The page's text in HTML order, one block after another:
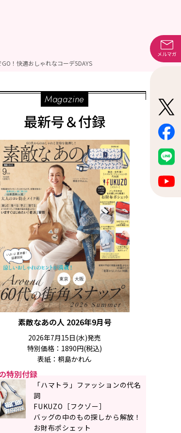
！快適おしゃれなコーデ5DAYS
Magazine
最新号＆付録
素敵なあの人 2026年9月号
2026年7月15日(水)発売
特別価格：1890円(税込)
表紙：桐島かれん
特別付録
「ハマトラ」ファッションの代名
詞
FUKUZO［フクゾー］
バッグの中のもの探しから解放！
お財布ポシェット
メルマガ